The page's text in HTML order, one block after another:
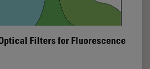
Filters for Fluorescence